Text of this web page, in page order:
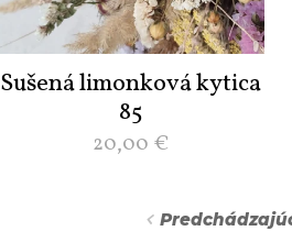
Sušená limonková kytica
85
20,00 €